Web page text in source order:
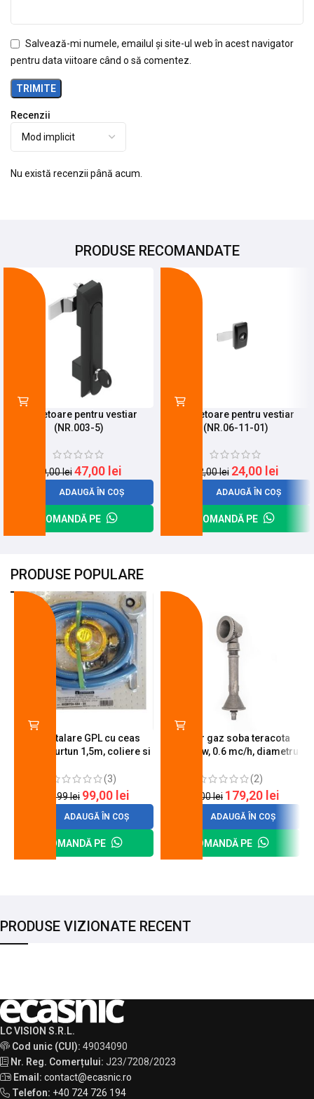
Recenzii
Nu există recenzii până acum.
Salvează-mi numele, emailul și site-ul web în acest navigator
pentru data viitoare când o să comentez.
PRODUSE RECOMANDATE
Incuietoare pentru vestiar
(NR.003-5)
59,00lei 47,00 lei
ADAUGĂ ÎN COȘ
COMANDĂ PE
Incuietoare pentru vestiar
(NR.06-11-01)
32,00lei 24,00 lei
ADAUGĂ ÎN COȘ
COMANDĂ PE
PRODUSE POPULARE
Kit instalare GPL cu ceas
butelie, furtun 1,5m, coliere si
(3)
120,99lei 99,00 lei
ADAUGĂ ÎN COȘ
COMANDĂ PE
Arzator gaz soba teracota
A600, 6 kw, 0.6 mc/h, diametru
(2)
200,00lei 179,20 lei
ADAUGĂ ÎN COȘ
COMANDĂ PE
PRODUSE VIZIONATE RECENT
LC VISION S.R.L.
Cod unic (CUI): 49034090
Nr. Reg. Comerțului: J23/7208/2023
Email: contact@ecasnic.ro
Telefon: +40 724 726 194